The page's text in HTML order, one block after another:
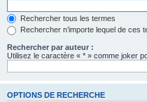
Rechercher tous les termes
Rechercher n’importe lequel de ces
Rechercher par auteur :
Utilisez le caractère « * » comme joker
OPTIONS DE RECHERCHE